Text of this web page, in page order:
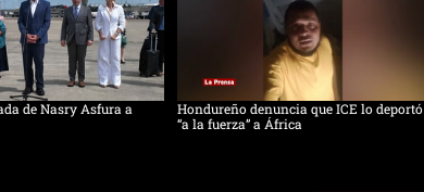
de Nasry Asfura a
Hondureño denuncia que ICE lo deportó
“a la fuerza” a África